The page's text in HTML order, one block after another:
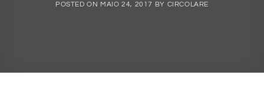
POSTED ON MAIO 24, 2017 BY CIRCOLARE